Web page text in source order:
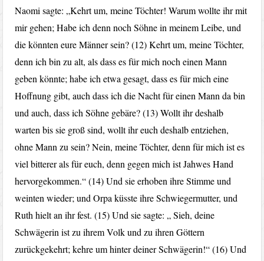
Naomi sagte: „Kehrt um, meine Töchter! Warum wollte ihr mit
mir gehen; Habe ich denn noch Söhne in meinem Leibe, und
die könnten eure Männer sein? (12) Kehrt um, meine Töchter,
denn ich bin zu alt, als dass es für mich noch einen Mann
geben könnte; habe ich etwa gesagt, dass es für mich eine
Hoffnung gibt, auch dass ich die Nacht für einen Mann da bin
und auch, dass ich Söhne gebäre? (13) Wollt ihr deshalb
warten bis sie groß sind, wollt ihr euch deshalb entziehen,
ohne Mann zu sein? Nein, meine Töchter, denn für mich ist es
viel bitterer als für euch, denn gegen mich ist Jahwes Hand
hervorgekommen.“ (14) Und sie erhoben ihre Stimme und
weinten wieder; und Orpa küsste ihre Schwiegermutter, und
Ruth hielt an ihr fest. (15) Und sie sagte: „ Sieh, deine
Schwägerin ist zu ihrem Volk und zu ihren Göttern
zurückgekehrt; kehre um hinter deiner Schwägerin!“ (16) Und